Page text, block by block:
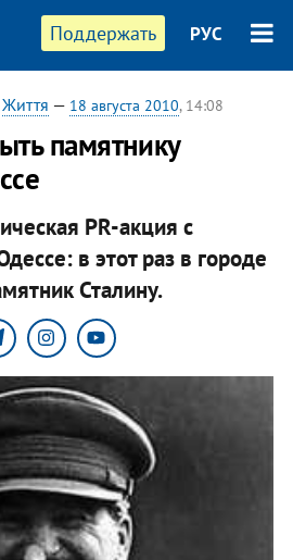
Поддержать РУС
Життя — 18 августа 2010, 14:08
памятнику
РR-акция с
в этот раз в городе
Сталину.